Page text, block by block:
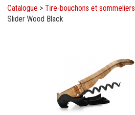
Catalogue > Tire-bouchons et sommeliers
Slider Wood Black